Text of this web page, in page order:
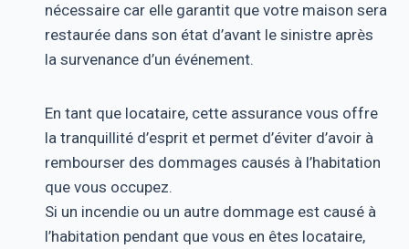
nécessaire car elle garantit que votre maison sera
restaurée dans son état d’avant le sinistre après
la survenance d’un événement.
En tant que locataire, cette assurance vous offre
la tranquillité d’esprit et permet d’éviter d’avoir à
rembourser des dommages causés à l’habitation
que vous occupez.
Si un incendie ou un autre dommage est causé à
l’habitation pendant que vous en êtes locataire,